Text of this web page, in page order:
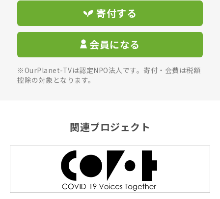
寄付する
会員になる
※OurPlanet-TVは認定NPO法人です。寄付・会費は税額
控除の対象となります。
関連プロジェクト